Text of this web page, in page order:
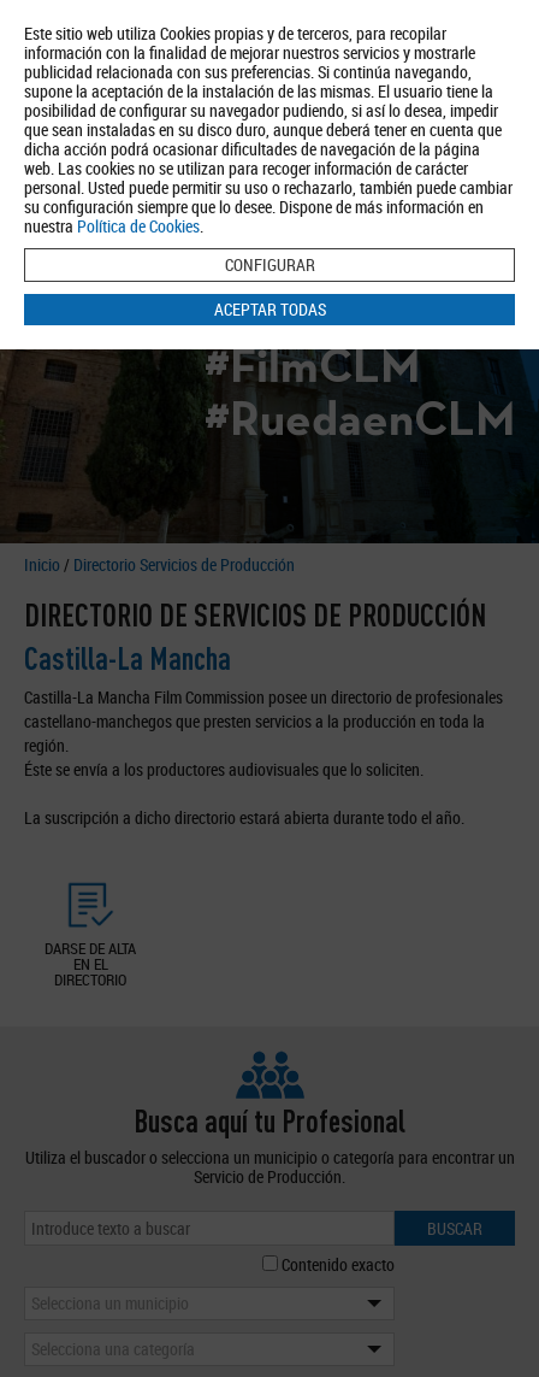
Este sitio web utiliza Cookies propias y de terceros, para recopilar
información con la finalidad de mejorar nuestros servicios y mostrarle
publicidad relacionada con sus preferencias. Si continúa navegando,
supone la aceptación de la instalación de las mismas. El usuario tiene la
posibilidad de configurar su navegador pudiendo, si así lo desea, impedir
que sean instaladas en su disco duro, aunque deberá tener en cuenta que
dicha acción podrá ocasionar dificultades de navegación de la página
web. Las cookies no se utilizan para recoger información de carácter
personal. Usted puede permitir su uso o rechazarlo, también puede cambiar
su configuración siempre que lo desee. Dispone de más información en
nuestra Política de Cookies.
CONFIGURAR
ACEPTAR TODAS
Quiénes somos Turismo Política de Privacidad Aviso Legal
Política de Cookies
BUSCAR
#FilmCLM
#RuedaenCLM
Inicio / Directorio Servicios de Producción
DIRECTORIO DE SERVICIOS DE PRODUCCIÓN
Castilla-La Mancha
Castilla-La Mancha Film Commission posee un directorio de profesionales
castellano-manchegos que presten servicios a la producción en toda la
región.
Éste se envía a los productores audiovisuales que lo soliciten.
La suscripción a dicho directorio estará abierta durante todo el año.
DARSE DE ALTA
EN EL
DIRECTORIO
Busca aquí tu Profesional
Utiliza el buscador o selecciona un municipio o categoría para encontrar un
Servicio de Producción.
BUSCAR
Contenido exacto
Selecciona un municipio
Selecciona una categoría